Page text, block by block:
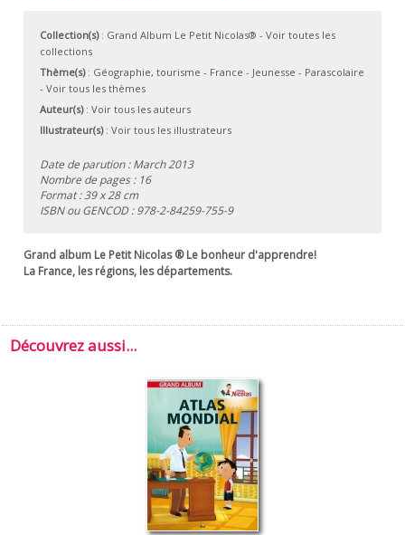
Collection(s): Grand Album Le Petit Nicolas® - Voir toutes les
collections
Thème(s): Géographie, tourisme - France - Jeunesse - Parascolaire
- Voir tous les thèmes
Auteur(s): Voir tous les auteurs
Illustrateur(s): Voir tous les illustrateurs
Date de parution : March 2013
Nombre de pages : 16
Format : 39 x 28 cm
ISBN ou GENCOD :978-2-84259-755-9
Grand album Le Petit Nicolas ® Le bonheur d'apprendre!
La France, les régions, les départements.
Découvrez aussi...